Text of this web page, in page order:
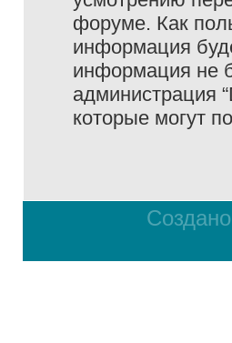
форуме. Как
информация
информация не
администрация
которые могут